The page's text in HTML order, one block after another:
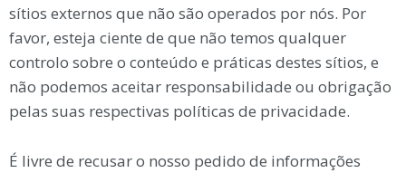
sítios externos que não são operados por nós. Por
favor, esteja ciente de que não temos qualquer
controlo sobre o conteúdo e práticas destes sítios, e
não podemos aceitar responsabilidade ou obrigação
pelas suas respectivas políticas de privacidade.
É livre de recusar o nosso pedido de informações